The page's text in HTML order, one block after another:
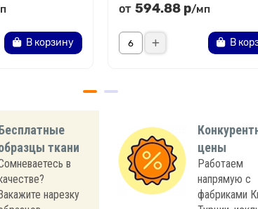
В корзину
от 594.88 р/мп
В
ткани
в
нарезку
цены
Работаем
напрямую с
фабриками